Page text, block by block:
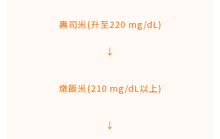
壽司米(升至220 mg/dL)
↓
燉飯米(210 mg/dL以上)
↓